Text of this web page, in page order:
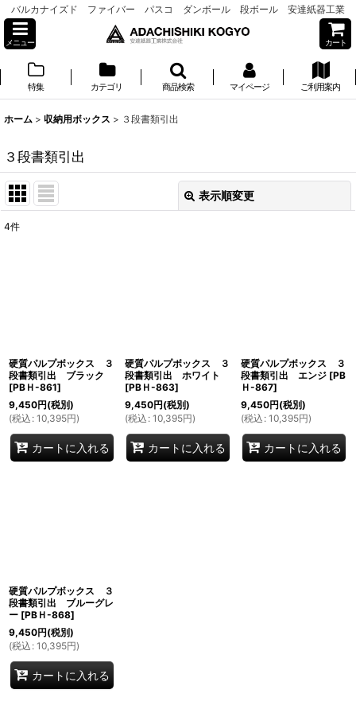
バルカナイズド ファイバー パスコ ダンボール 段ボール 安達紙器工業
メニュー カート
特集 カテゴリ 商品検索 マイページ ご利用案内
ホーム > 収納用ボックス > ３段書類引出
３段書類引出
表示順変更
4件
硬質パルプボックス ３
段書類引出 ブラック
[PBＨ-861]
9,450円(税別)
(税込 : 10,395円)
カートに入れる
硬質パルプボックス ３
段書類引出 ホワイト
[PBＨ-863]
9,450円(税別)
(税込 : 10,395円)
カートに入れる
硬質パルプボックス ３
段書類引出 エンジ [PB
Ｈ-867]
9,450円(税別)
(税込 : 10,395円)
カートに入れる
硬質パルプボックス ３
段書類引出 ブルーグレ
ー [PBＨ-868]
9,450円(税別)
(税込 : 10,395円)
カートに入れる